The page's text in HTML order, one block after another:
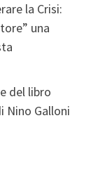
la Crisi:
una
del libro
Nino Galloni